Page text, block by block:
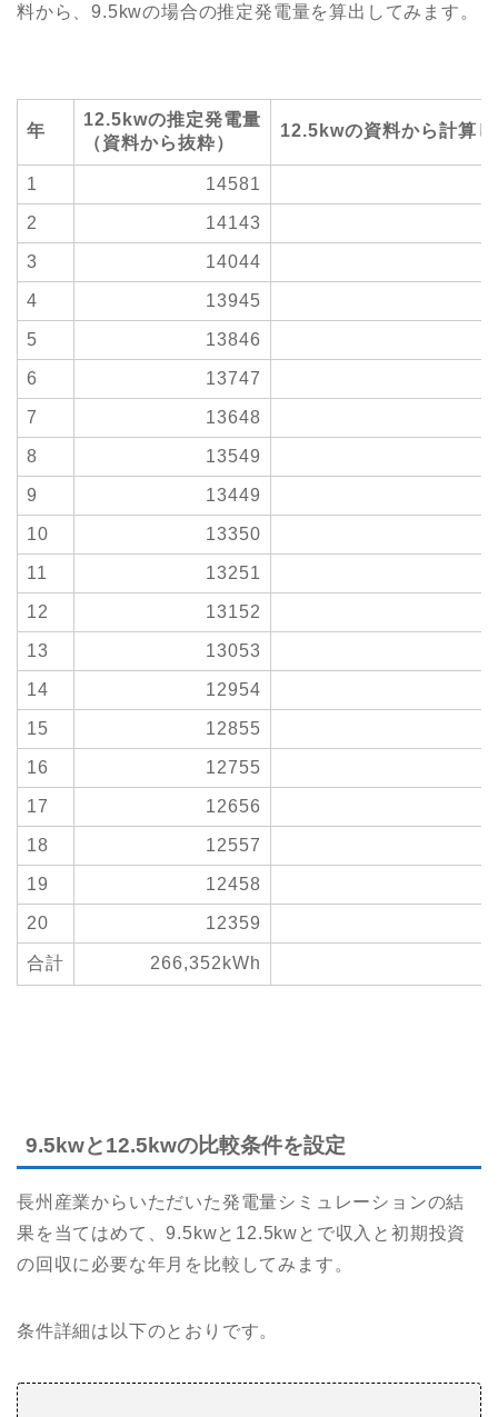
料から、9.5kwの場合の推定発電量を算出してみます。
年
12.5kwの推定発電量
（資料から抜粋）
12.5kwの資料から計算
1 14581
2 14143
3 14044
4 13945
5 13846
6 13747
7 13648
8 13549
9 13449
10 13350
11 13251
12 13152
13 13053
14 12954
15 12855
16 12755
17 12656
18 12557
19 12458
20 12359
合計 266,352kWh
9.5kwと12.5kwの比較条件を設定
長州産業からいただいた発電量シミュレーションの結
果を当てはめて、9.5kwと12.5kwとで収入と初期投資
の回収に必要な年月を比較してみます。
条件詳細は以下のとおりです。